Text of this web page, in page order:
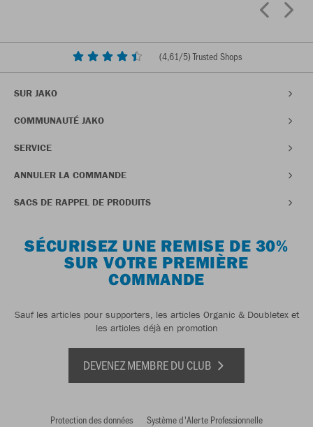
(4,61/5) Trusted Shops
SUR JAKO
COMMUNAUTÉ JAKO
SERVICE
ANNULER LA COMMANDE
SACS DE RAPPEL DE PRODUITS
SÉCURISEZ UNE REMISE DE 30%
SUR VOTRE PREMIÈRE
COMMANDE
Sauf les articles pour supporters, les articles Organic & Doubletex et
les articles déjà en promotion
DEVENEZ MEMBRE DU CLUB
Protection des données Système d'Alerte Professionnelle